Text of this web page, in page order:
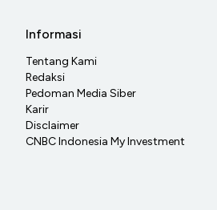
Informasi
Tentang Kami
Redaksi
Pedoman Media Siber
Karir
Disclaimer
CNBC Indonesia My Investment